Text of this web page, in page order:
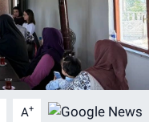
A+